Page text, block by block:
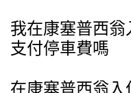
我在康塞普西
支付停車費嗎
在康塞普西翁